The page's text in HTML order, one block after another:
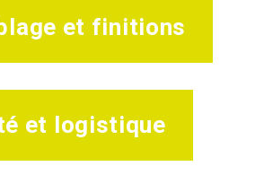
et finitions
et logistique